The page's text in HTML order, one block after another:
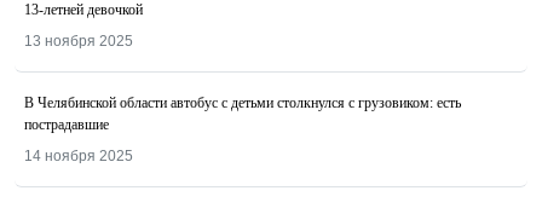
13-летней девочкой
13 ноября 2025
В Челябинской области автобус с детьми столкнулся с грузовиком: есть
пострадавшие
14 ноября 2025